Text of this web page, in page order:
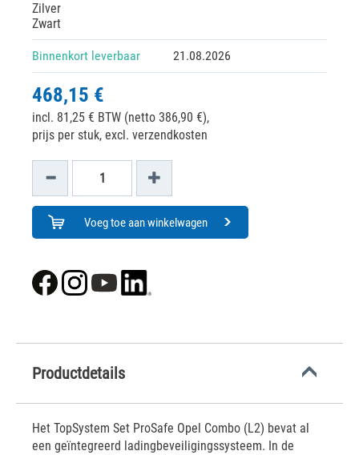
Zilver
Zwart
Binnenkort leverbaar 21.08.2026
468,15 €
incl. 81,25 € BTW (netto 386,90 €),
prijs per stuk, excl. verzendkosten
Voeg toe aan winkelwagen
Productdetails
Het TopSystem Set ProSafe Opel Combo (L2) bevat al
een geïntegreerd ladingbeveiligingssysteem. In de